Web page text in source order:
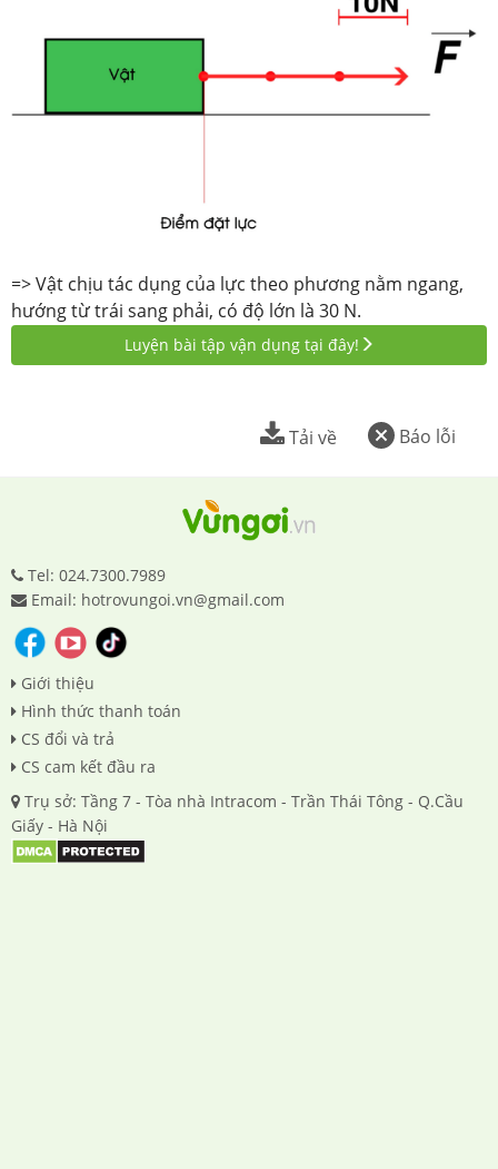
=> Vật chịu tác dụng của lực theo phương nằm ngang,
hướng từ trái sang phải, có độ lớn là 30 N.
Luyện bài tập vận dụng tại đây!
Báo lỗi
Tải về
Tel: 024.7300.7989
Email: hotrovungoi.vn@gmail.com
Giới thiệu
Hình thức thanh toán
CS đổi và trả
CS cam kết đầu ra
Trụ sở: Tầng 7 - Tòa nhà Intracom - Trần Thái Tông - Q.Cầu
Giấy - Hà Nội